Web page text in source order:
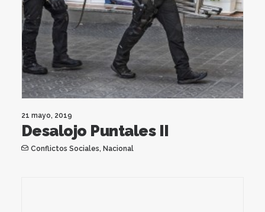
21 mayo, 2019
Desalojo Puntales II
Conflictos Sociales, Nacional